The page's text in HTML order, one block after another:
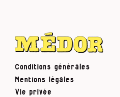
Conditions générales
Mentions légales
Vie privée